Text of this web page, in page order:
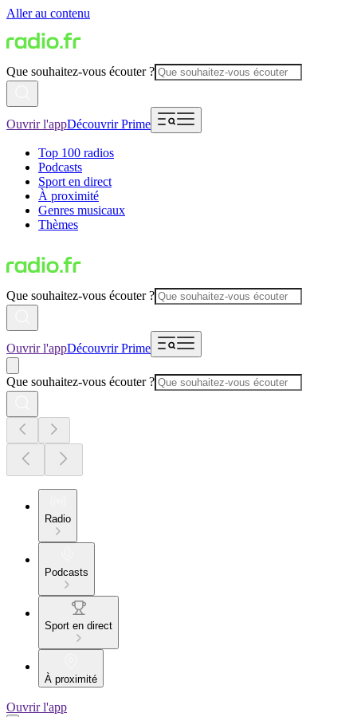
Aller au contenu
Que souhaitez-vous écouter ?
Ouvrir l'appDécouvrir Prime
Top 100 radios
Podcasts
Sport en direct
À proximité
Genres musicaux
Thèmes
Que souhaitez-vous écouter ?
Ouvrir l'appDécouvrir Prime
Que souhaitez-vous écouter ?
Radio
Podcasts
Sport en direct
À proximité
Ouvrir l'app